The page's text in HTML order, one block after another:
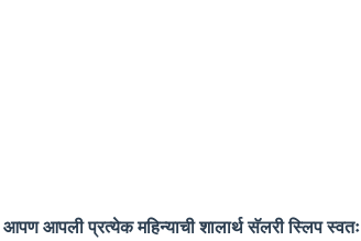
आपण आपली प्रत्येक महिन्याची शालार्थ सॅलरी स्लिप स्वतः